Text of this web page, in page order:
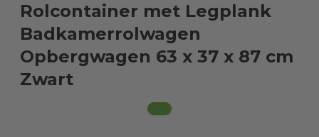
Rolcontainer met Legplank
Badkamerrolwagen
Opbergwagen 63 x 37 x 87 cm
Zwart